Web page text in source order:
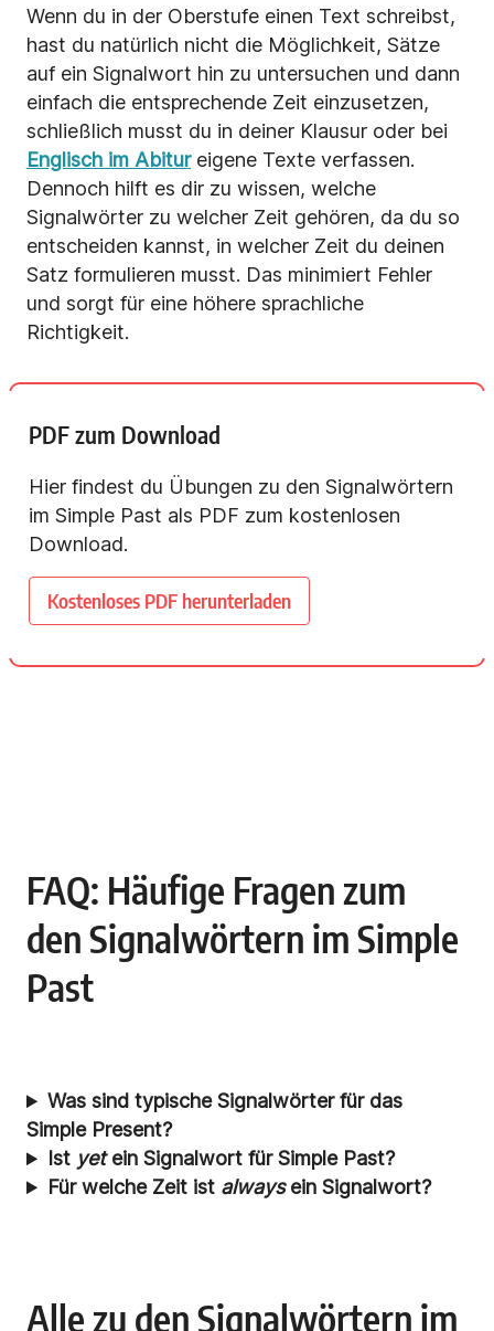
Wenn du in der Oberstufe einen Text schreibst,
hast du natürlich nicht die Möglichkeit, Sätze
auf ein Signalwort hin zu untersuchen und dann
einfach die entsprechende Zeit einzusetzen,
schließlich musst du in deiner Klausur oder bei
Englisch im Abitureigene Texte verfassen.
Dennoch hilft es dir zu wissen, welche
Signalwörter zu welcher Zeit gehören, da du so
entscheiden kannst, in welcher Zeit du deinen
Satz formulieren musst. Das minimiert Fehler
und sorgt für eine höhere sprachliche
Richtigkeit.
PDF zum Download
Hier findest du Übungen zu den Signalwörtern
im Simple Past als PDF zum kostenlosen
Download.
Kostenloses PDF herunterladen
FAQ: Häufige Fragen zum
den Signalwörtern im Simple
Past
Was sind typische Signalwörter für das
Simple Present?
Ist yetein Signalwort für Simple Past?
Für welche Zeit ist alwaysein Signalwort?
Alle zu den Signalwörtern im